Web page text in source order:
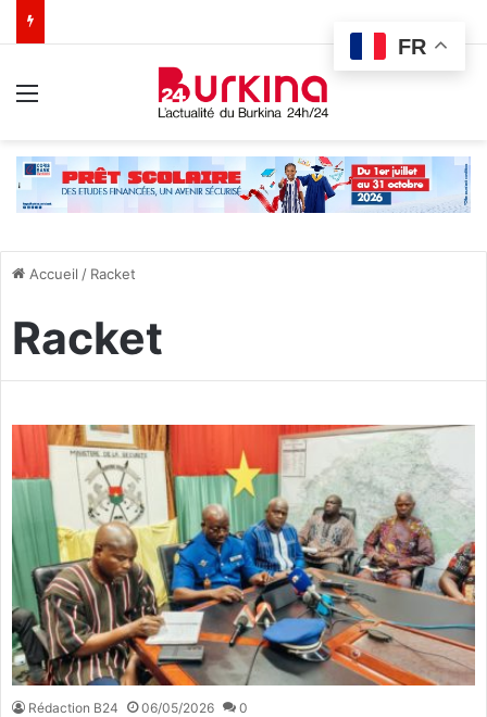
Accueil / Racket
Racket
Rédaction B24 06/05/2026 0
FR